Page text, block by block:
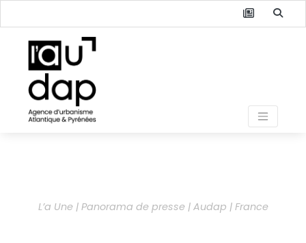
L’a Une | Panorama de presse | Audap | France